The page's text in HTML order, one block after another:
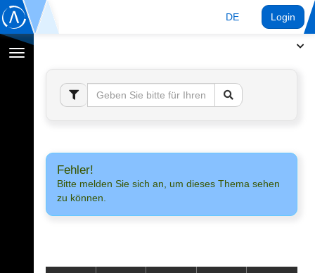
DE Login
Navigation
umschalten
Fehler!
Bitte melden Sie sich an, um dieses Thema sehen
zu können.